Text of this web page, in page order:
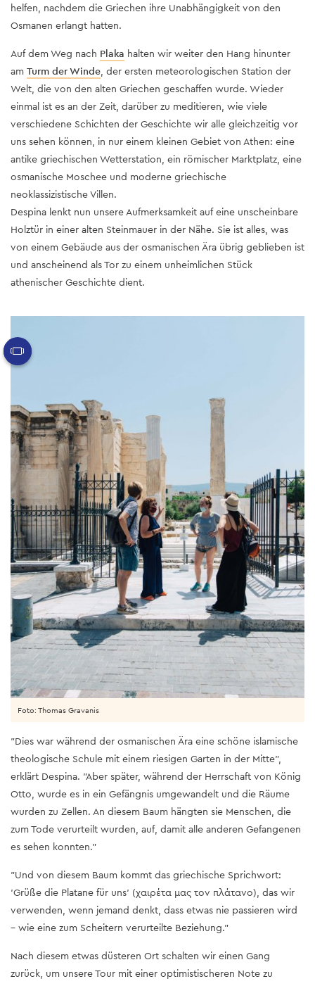
helfen, nachdem die Griechen ihre Unabhängigkeit von den
Osmanen erlangt hatten.
Auf dem Weg nach Plaka halten wir weiter den Hang hinunter
am Turm der Winde, der ersten meteorologischen Station der
Welt, die von den alten Griechen geschaffen wurde. Wieder
einmal ist es an der Zeit, darüber zu meditieren, wie viele
verschiedene Schichten der Geschichte wir alle gleichzeitig vor
uns sehen können, in nur einem kleinen Gebiet von Athen: eine
antike griechischen Wetterstation, ein römischer Marktplatz, eine
osmanische Moschee und moderne griechische
neoklassizistische Villen.
Despina lenkt nun unsere Aufmerksamkeit auf eine unscheinbare
Holztür in einer alten Steinmauer in der Nähe. Sie ist alles, was
von einem Gebäude aus der osmanischen Ära übrig geblieben ist
und anscheinend als Tor zu einem unheimlichen Stück
athenischer Geschichte dient.
"Dies war während der osmanischen Ära eine schöne islamische
theologische Schule mit einem riesigen Garten in der Mitte",
erklärt Despina. "Aber später, während der Herrschaft von König
Otto, wurde es in ein Gefängnis umgewandelt und die Räume
wurden zu Zellen. An diesem Baum hängten sie Menschen, die
zum Tode verurteilt wurden, auf, damit alle anderen Gefangenen
es sehen konnten."
"Und von diesem Baum kommt das griechische Sprichwort:
'Grüße die Platane für uns' (χαιρέτα μας τον πλάτανο), das wir
verwenden, wenn jemand denkt, dass etwas nie passieren wird
– wie eine zum Scheitern verurteilte Beziehung."
Nach diesem etwas düsteren Ort schalten wir einen Gang
zurück, um unsere Tour mit einer optimistischeren Note zu
Foto: Thomas Gravanis